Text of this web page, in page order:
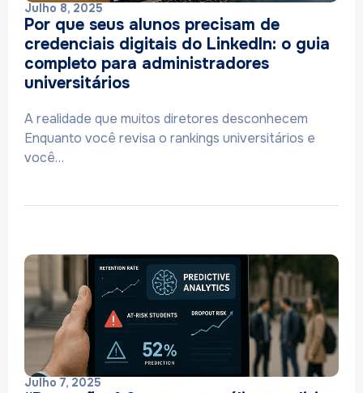
Julho 8, 2025
Por que seus alunos precisam de
credenciais digitais do LinkedIn: o guia
completo para administradores
universitários
A realidade que muitos diretores desconhecem
Enquanto você revisa o rankings universitários e
você…
Julho 7, 2025